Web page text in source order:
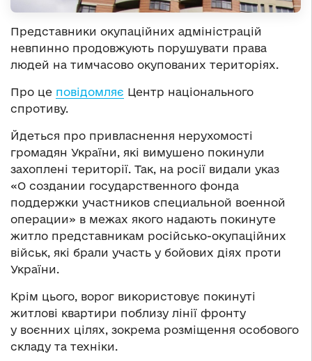
Представники окупаційних адміністрацій
невпинно продовжують порушувати права
людей на тимчасово окупованих територіях.
Про це повідомляє Центр національного
спротиву.
Йдеться про привласнення нерухомості
громадян України, які вимушено покинули
захоплені території. Так, на росії видали указ
«О создании государственного фонда
поддержки участников специальной военной
операции» в межах якого надають покинуте
житло представникам російсько-окупаційних
військ, які брали участь у бойових діях проти
України.
Крім цього, ворог використовує покинуті
житлові квартири поблизу лінії фронту
у воєнних цілях, зокрема розміщення особового
складу та техніки.